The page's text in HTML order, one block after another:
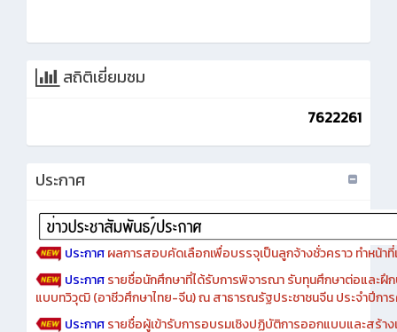
7622261
ประกาศผลการสอบคัดเลือกเพื่อบรรจุเป็นลูกจ้างชั่วคราว ทำหน้าที่
ประกาศ รายชื่อนักศึกษาที่ได้รับการพิจารณา รับทุนศึกษาต่อและฝึ
แบบทวิวุฒิ (อาชีวศึกษาไทย-จีน) ณ สาธารณรัฐประชาชนจีน ประจำปีก